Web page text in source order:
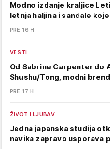
Modno izdanje kraljice
letnja haljina i sandale
PRE 16 H
VESTI
Od Sabrine Carpenter do
Shushu/Tong, modni
PRE 17 H
ŽIVOT I LJUBAV
Jedna japanska studija
navika zapravo usporava